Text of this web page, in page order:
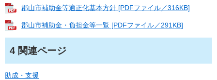
郡山市補助金等適正化基本方針 [PDFファイル／316KB]
郡山市補助金・負担金等一覧 [PDFファイル／291KB]
4 関連ページ
助成・支援